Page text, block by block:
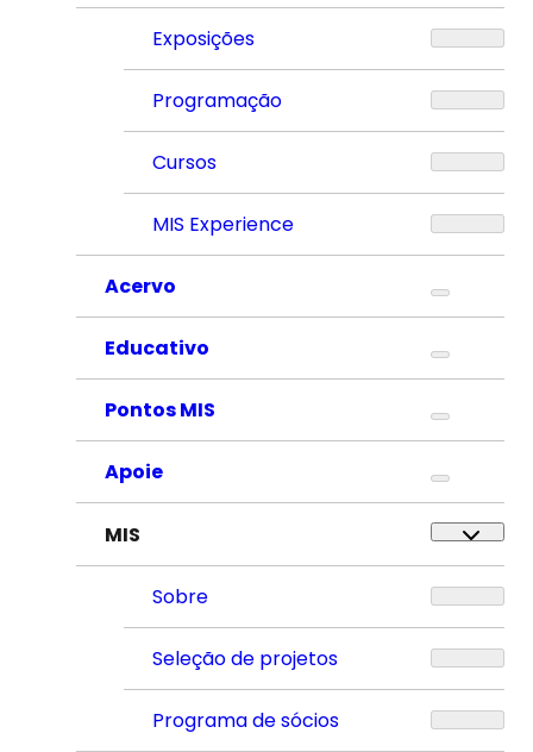
Exposições
Programação
Cursos
MIS Experience
Acervo
Educativo
Pontos MIS
Apoie
MIS
Sobre
Seleção de projetos
Programa de sócios